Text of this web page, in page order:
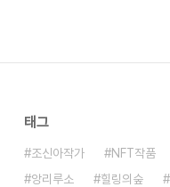
태그
조신아작가 NFT작품
앙리루소
힐링의숲